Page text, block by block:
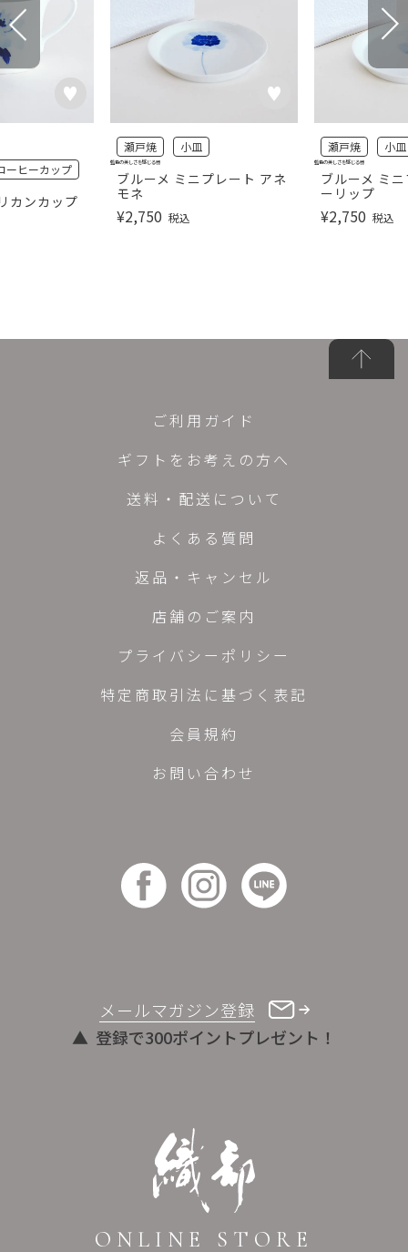
カンカップ
ーヒーカップ
ブルーメ ミニプレート アネ
モネ
瀬戸焼 小皿
¥2,750 税込
藍色の美しさを感じる器
ブルーメ ミ
ーリップ
瀬戸焼 小皿
¥2,750 税込
藍色の美しさを感じる器
ONLINE STORE
メールマガジン登録
登録で300ポイントプレゼント！
ご利用ガイド
ギフトをお考えの方へ
送料・配送について
よくある質問
返品・キャンセル
店舗のご案内
プライバシーポリシー
特定商取引法に基づく表記
会員規約
お問い合わせ